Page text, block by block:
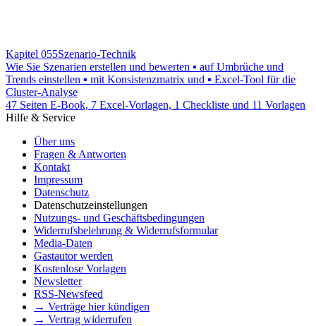
Kapitel 055Szenario-Technik
Wie Sie Szenarien erstellen und bewerten ▪ auf Umbrüche und
Trends einstellen ▪ mit Konsistenzmatrix und ▪ Excel-Tool für die
Cluster-Analyse
47 Seiten E-Book, 7 Excel-Vorlagen, 1 Checkliste und 11 Vorlagen
Hilfe & Service
Über uns
Fragen & Antworten
Kontakt
Impressum
Datenschutz
Datenschutzeinstellungen
Nutzungs- und Geschäftsbedingungen
Widerrufsbelehrung & Widerrufsformular
Media-Daten
Gastautor werden
Kostenlose Vorlagen
Newsletter
RSS-Newsfeed
→ Verträge hier kündigen
→ Vertrag widerrufen